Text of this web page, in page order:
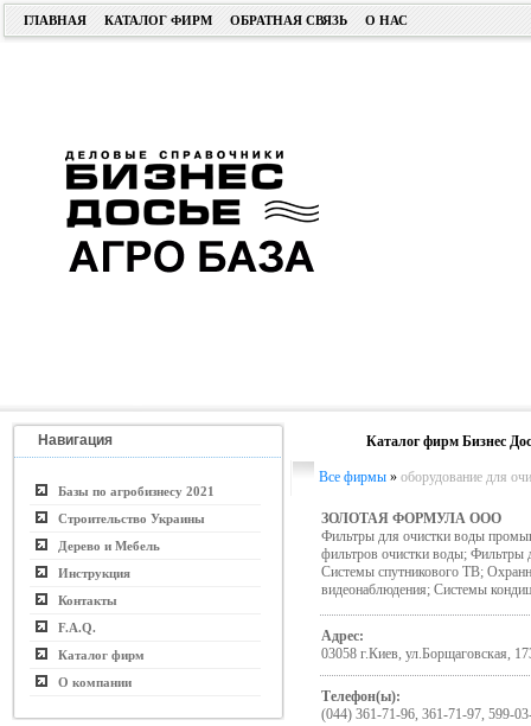
ГЛАВНАЯ КАТАЛОГ ФИРМ ОБРАТНАЯ СВЯЗЬ О НАС
Навигация
Базы по агробизнесу 2021
Строительство Украины
Дерево и Мебель
Инструкция
Контакты
F.A.Q.
Каталог фирм
О компании
Каталог фирм Бизнес
Все фирмы » оборудование для
ЗОЛОТАЯ ФОРМУЛА ООО
Фильтры для очистки воды
фильтров очистки воды; Фильтры
Системы спутникового ТВ;
видеонаблюдения; Системы
Адрес:
03058 г.Киев, ул.Борщаговская,
Телефон(ы):
(044) 361-71-96, 361-71-97, 599-